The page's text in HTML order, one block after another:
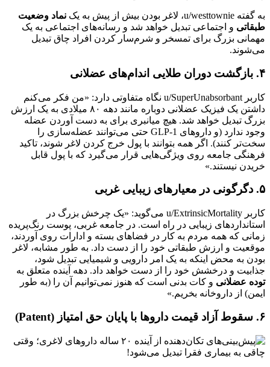
به گفته u/westtownie، لاغر بودن بیش از پیش به یک
نماد وضعیت
طبقاتی و اجتماعی تبدیل خواهد شد و رسانه‌های اجتماعی به یک
مهمانی بزرگ برای تمسخر و شرم‌سار کردن افراد چاق تبدیل
می‌شوند.
۴. بازگشت دوران طلایی اندام‌های عضلانی
کاربر u/SuperUnabsorbant نگاه متفاوتی دارد: «من فکر می‌کنم
داشتن یک فیزیک عضلانی دوباره مانند دهه ۸۰ میلادی به یک ارزش
بزرگ تبدیل خواهد شد. هیچ میانبری برای به دست آوردن عضله
وجود ندارد (و داروهای GLP-1 حتی می‌توانند عضله‌سازی را
سخت‌تر کنند). اگر همه بتوانند با پول خرج کردن لاغر شوند، تاکید
فرهنگی جامعه روی ویژگی‌هایی قرار می‌گیرد که با پول قابل
خریدن نیستند.»
۵. دگرگونی در معیارهای زیبایی غربی
کاربر u/ExtrinsicMortality می‌گوید: «یک چرخش بزرگ در
استانداردهای زیبایی در راه است. در جامعه غربی، پوست رنگ‌پریده
زمانی که همه مردم به کار در فضاهای بسته و ادارات روی آوردند،
موقعیت و ارزش طبقاتی خود را از دست داد. به طور مشابه، لاغر
بودن به محض اینکه به یک امر دارویی و شیمیایی تبدیل شود،
جذابیت و درخشش خود را از دست خواهد داد. دهه آینده متعلق به
توده عضلانی و کات بدنی است که هنوز نمی‌توانیم آن را (به طور
ایمن) از داروخانه بخریم.»
۶. سقوط آزاد قیمت داروها با پایان حق امتیاز (Patent)